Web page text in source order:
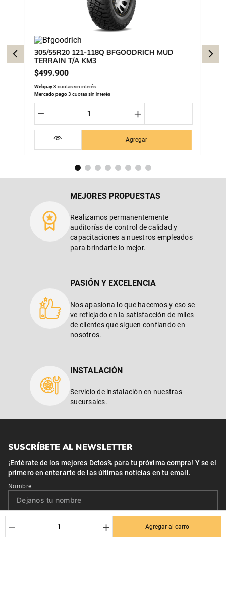
＋
－ Agregar al carro
305/55R20 121-118Q BFGOODRICH MUD
TERRAIN T/A KM3
$499.900
Webpay3 cuotas sin interés
Mercado pago3 cuotas sin interés
＋
－
Agregar
MEJORES PROPUESTAS
Realizamos permanentemente
auditorías de control de calidad y
capacitaciones a nuestros empleados
para brindarte lo mejor.
PASIÓN Y EXCELENCIA
Nos apasiona lo que hacemos y eso se
ve reflejado en la satisfacción de miles
de clientes que siguen confiando en
nosotros.
INSTALACIÓN
Servicio de instalación en nuestras
sucursales.
SUSCRÍBETE AL NEWSLETTER
¡Entérate de los mejores Dctos% para tu próxima compra! Y se el
primero en enterarte de las últimas noticias en tu email.
Nombre